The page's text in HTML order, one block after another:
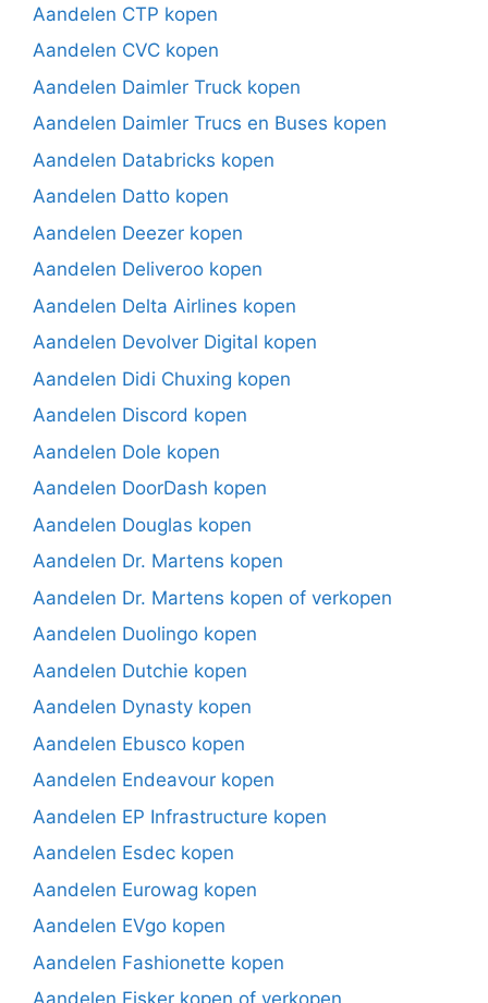
Aandelen CTP kopen
Aandelen CVC kopen
Aandelen Daimler Truck kopen
Aandelen Daimler Trucs en Buses kopen
Aandelen Databricks kopen
Aandelen Datto kopen
Aandelen Deezer kopen
Aandelen Deliveroo kopen
Aandelen Delta Airlines kopen
Aandelen Devolver Digital kopen
Aandelen Didi Chuxing kopen
Aandelen Discord kopen
Aandelen Dole kopen
Aandelen DoorDash kopen
Aandelen Douglas kopen
Aandelen Dr. Martens kopen
Aandelen Dr. Martens kopen of verkopen
Aandelen Duolingo kopen
Aandelen Dutchie kopen
Aandelen Dynasty kopen
Aandelen Ebusco kopen
Aandelen Endeavour kopen
Aandelen EP Infrastructure kopen
Aandelen Esdec kopen
Aandelen Eurowag kopen
Aandelen EVgo kopen
Aandelen Fashionette kopen